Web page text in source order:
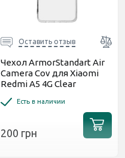
Оставить отзыв
Чехол ArmorStandart Air
Camera Cov для Xiaomi
Redmi A5 4G Clear
Есть в наличии
200 грн